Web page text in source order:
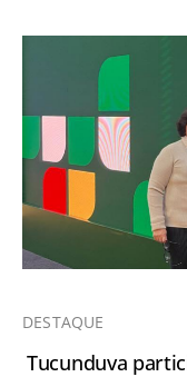
DESTAQUE
Tucunduva